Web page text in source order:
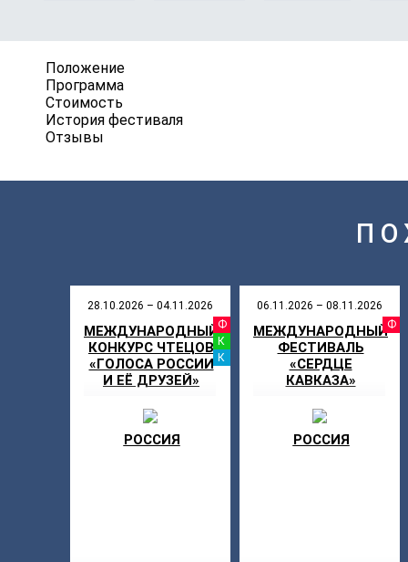
Положение
Программа
Стоимость
История фестиваля
Отзывы
28.10.2026 – 04.11.2026
КОНКУРС
КАНИКУЛЫ
МЕЖДУНАРОДНЫЙ
КОНКУРС ЧТЕЦОВ
«ГОЛОСА РОССИИ
И ЕЁ ДРУЗЕЙ»
РОССИЯ
06.11.2026 – 08.11.2026
МЕЖДУНАРОДНЫЙ
ФЕСТИВАЛЬ
«СЕРДЦЕ
КАВКАЗА»
РОССИЯ